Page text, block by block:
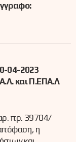
04-2023
και Π.ΕΠΑ.Λ
πρ. 39704/
η